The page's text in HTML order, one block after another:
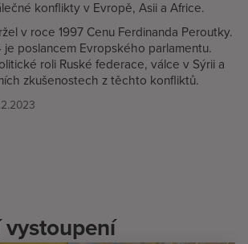
konflikty v Evropě, Asii a Africe.
v roce 1997 Cenu Ferdinanda Peroutky.
poslancem Evropského parlamentu.
roli Ruské federace, válce v Sýrii a
zkušenostech z těchto konfliktů.
vystoupení